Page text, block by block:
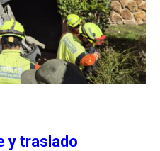
y traslado